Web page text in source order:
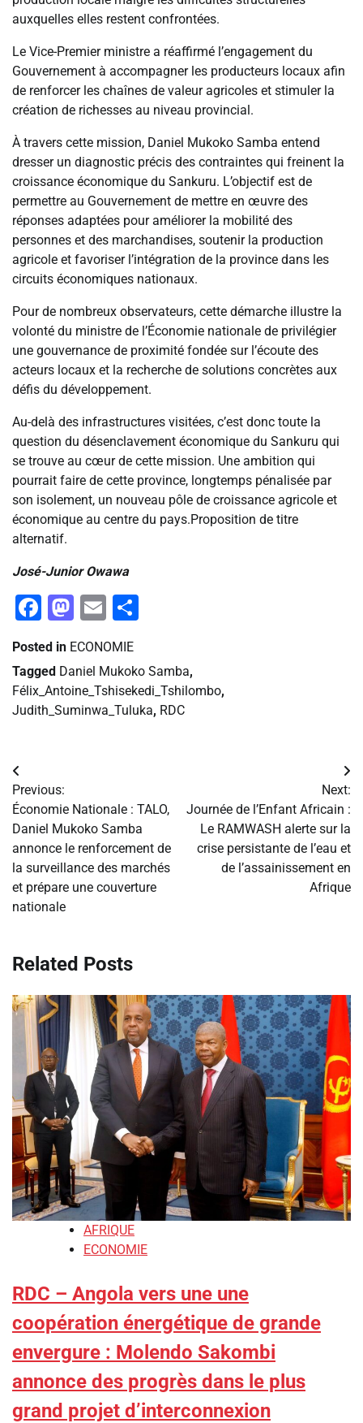
auxquelles elles restent confrontées.
Le Vice-Premier ministre a réaffirmé l’engagement du
Gouvernement à accompagner les producteurs locaux afin
de renforcer les chaînes de valeur agricoles et stimuler la
création de richesses au niveau provincial.
À travers cette mission, Daniel Mukoko Samba entend
dresser un diagnostic précis des contraintes qui freinent la
croissance économique du Sankuru. L’objectif est de
permettre au Gouvernement de mettre en œuvre des
réponses adaptées pour améliorer la mobilité des
personnes et des marchandises, soutenir la production
agricole et favoriser l’intégration de la province dans les
circuits économiques nationaux.
Pour de nombreux observateurs, cette démarche illustre la
volonté du ministre de l’Économie nationale de privilégier
une gouvernance de proximité fondée sur l’écoute des
acteurs locaux et la recherche de solutions concrètes aux
défis du développement.
Au-delà des infrastructures visitées, c’est donc toute la
question du désenclavement économique du Sankuru qui
se trouve au cœur de cette mission. Une ambition qui
pourrait faire de cette province, longtemps pénalisée par
son isolement, un nouveau pôle de croissance agricole et
économique au centre du pays.Proposition de titre
alternatif.
José-Junior Owawa
Facebook
Mastodon
Email
Posted in ECONOMIE
Tagged Daniel Mukoko Samba,
Félix_Antoine_Tshisekedi_Tshilombo,
Judith_Suminwa_Tuluka, RDC
Navigation
de
l’article
Previous:
Économie Nationale : TALO,
Daniel Mukoko Samba
annonce le renforcement de
la surveillance des marchés
et prépare une couverture
nationale
Next:
Journée de l’Enfant Africain :
Le RAMWASH alerte sur la
crise persistante de l’eau et
de l’assainissement en
Afrique
Related Posts
AFRIQUE
ECONOMIE
RDC – Angola vers une une
coopération énergétique de grande
envergure : ‎Molendo Sakombi
annonce des progrès dans le plus
grand projet d’interconnexion